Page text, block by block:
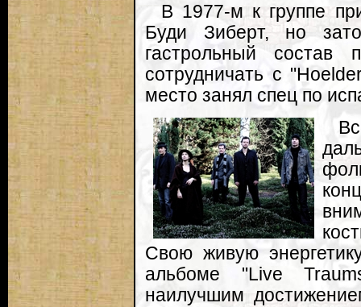
В 1977-м к группе
Буди Зиберт, но
гастрольный состав
сотрудничать с
место занял спец по
Свою живую
альбоме "Live
наилучшим